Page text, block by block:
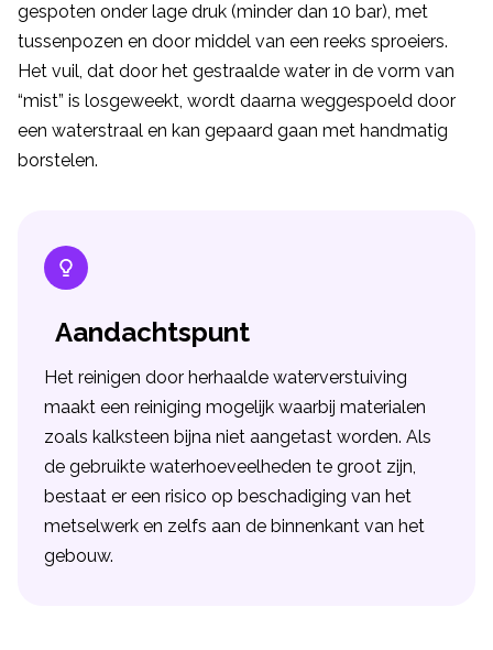
gespoten onder lage druk (minder dan 10 bar), met
tussenpozen en door middel van een reeks sproeiers.
Het vuil, dat door het gestraalde water in de vorm van
“mist” is losgeweekt, wordt daarna weggespoeld door
een waterstraal en kan gepaard gaan met handmatig
borstelen.
Aandachtspunt
Het reinigen door herhaalde waterverstuiving
maakt een reiniging mogelijk waarbij materialen
zoals kalksteen bijna niet aangetast worden. Als
de gebruikte waterhoeveelheden te groot zijn,
bestaat er een risico op beschadiging van het
metselwerk en zelfs aan de binnenkant van het
gebouw.